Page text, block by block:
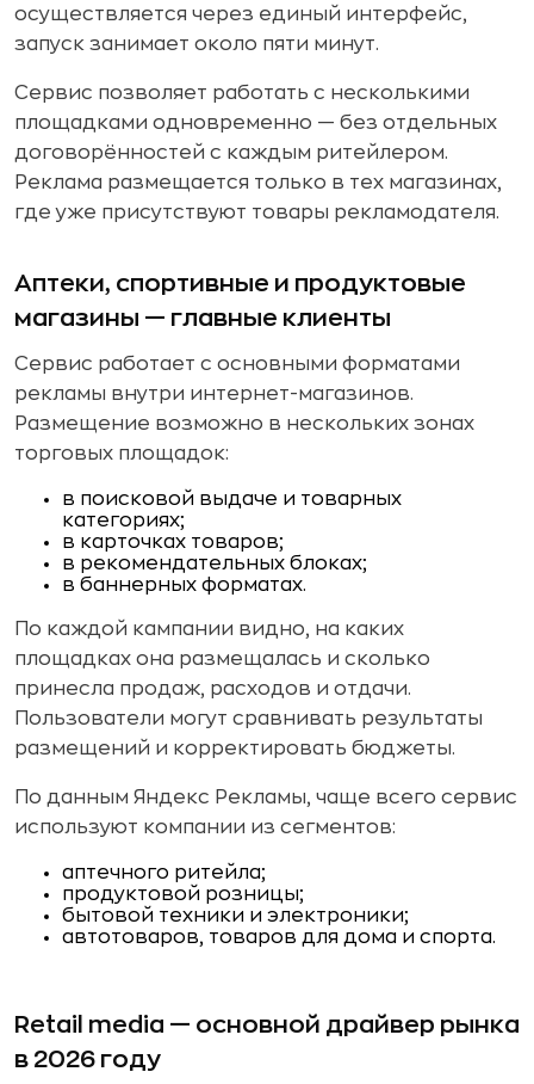
осуществляется через единый интерфейс,
запуск занимает около пяти минут.
Сервис позволяет работать с несколькими
площадками одновременно — без отдельных
договорённостей с каждым ритейлером.
Реклама размещается только в тех магазинах,
где уже присутствуют товары рекламодателя.
Аптеки, спортивные и продуктовые
магазины — главные клиенты
Сервис работает с основными форматами
рекламы внутри интернет-магазинов.
Размещение возможно в нескольких зонах
торговых площадок:
в поисковой выдаче и товарных
категориях;
в карточках товаров;
в рекомендательных блоках;
в баннерных форматах.
По каждой кампании видно, на каких
площадках она размещалась и сколько
принесла продаж, расходов и отдачи.
Пользователи могут сравнивать результаты
размещений и корректировать бюджеты.
По данным Яндекс Рекламы, чаще всего сервис
используют компании из сегментов:
аптечного ритейла;
продуктовой розницы;
бытовой техники и электроники;
автотоваров, товаров для дома и спорта.
Retail media — основной драйвер рынка
в 2026 году